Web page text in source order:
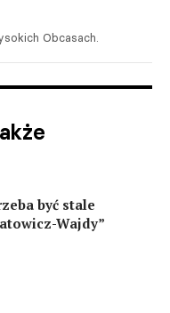
Obcasach.
być stale
Wajdy”